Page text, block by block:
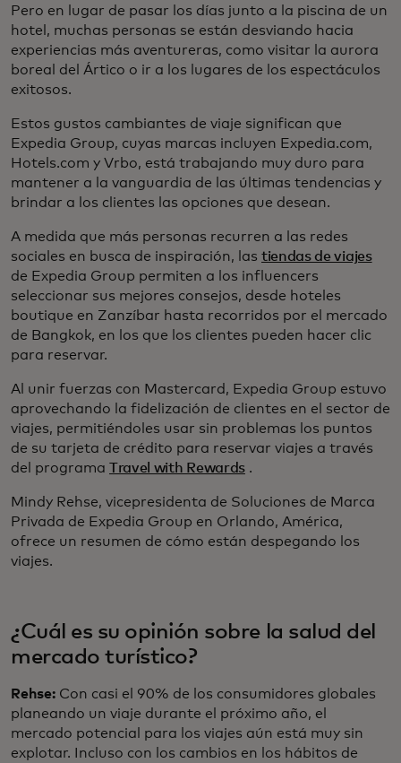
Pero en lugar de pasar los días junto a la piscina de un
hotel, muchas personas se están desviando hacia
experiencias más aventureras, como visitar la aurora
boreal del Ártico o ir a los lugares de los espectáculos
exitosos.
Estos gustos cambiantes de viaje significan que
Expedia Group, cuyas marcas incluyen Expedia.com,
Hotels.com y Vrbo, está trabajando muy duro para
mantener a la vanguardia de las últimas tendencias y
brindar a los clientes las opciones que desean.
A medida que más personas recurren a las redes
sociales en busca de inspiración, las tiendas de viajes
de Expedia Group permiten a los influencers
seleccionar sus mejores consejos, desde hoteles
boutique en Zanzíbar hasta recorridos por el mercado
de Bangkok, en los que los clientes pueden hacer clic
para reservar.
Al unir fuerzas con Mastercard, Expedia Group estuvo
aprovechando la fidelización de clientes en el sector de
viajes, permitiéndoles usar sin problemas los puntos
de su tarjeta de crédito para reservar viajes a través
del programa Travel with Rewards.
Mindy Rehse, vicepresidenta de Soluciones de Marca
Privada de Expedia Group en Orlando, América,
ofrece un resumen de cómo están despegando los
viajes.
¿Cuál es su opinión sobre la salud del
mercado turístico?
Rehse: Con casi el 90% de los consumidores globales
planeando un viaje durante el próximo año, el
mercado potencial para los viajes aún está muy sin
explotar. Incluso con los cambios en los hábitos de